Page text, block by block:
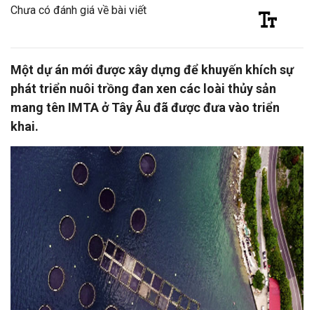
Chưa có đánh giá về bài viết
Một dự án mới được xây dựng để khuyến khích sự
phát triển nuôi trồng đan xen các loài thủy sản
mang tên IMTA ở Tây Âu đã được đưa vào triển
khai.